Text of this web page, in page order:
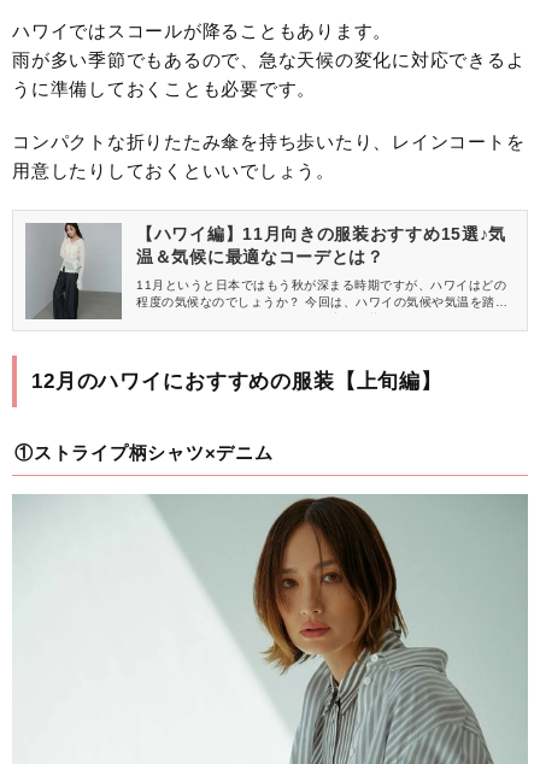
ハワイではスコールが降ることもあります。
雨が多い季節でもあるので、急な天候の変化に対応できるよ
うに準備しておくことも必要です。
コンパクトな折りたたみ傘を持ち歩いたり、レインコートを
用意したりしておくといいでしょう。
【ハワイ編】11月向きの服装おすすめ15選♪気
温＆気候に最適なコーデとは？
11月というと日本ではもう秋が深まる時期ですが、ハワイはどの
程度の気候なのでしょうか？ 今回は、ハワイの気候や気温を踏ま
12月のハワイにおすすめの服装【上旬編】
①ストライプ柄シャツ×デニム